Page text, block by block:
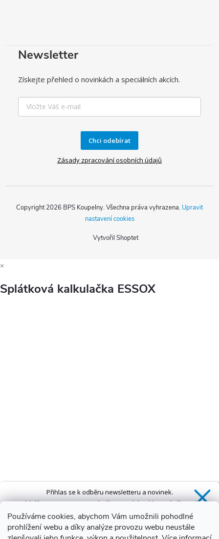
Používáme cookies, abychom Vám umožnili pohodlné
prohlížení webu a díky analýze provozu webu neustále
Newsletter
Získejte přehled o novinkách a speciálních akcích.
Chci odebírat
Zásady zpracování osobních údajů
Vytvořil Shoptet
Copyright 2026 BPS Koupelny. Všechna práva vyhrazena. Upravit
nastavení cookies
×
Splátková kalkulačka ESSOX
Přihlas se k odběru newsletteru a novinek.
ZískášSLEVU 5 %na první nákup a také exkluzivní přístup k
novinkám, slevám a dalším speciálním nabídkám.*